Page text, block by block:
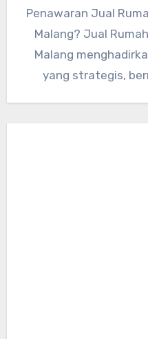
Penawaran Jual
Malang? Jual
Malang
yang strategis,